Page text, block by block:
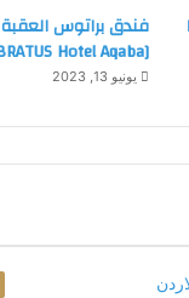
فندق براتوس العقبة
[BRATUS Hotel Aqaba]
يونيو 13, 2023